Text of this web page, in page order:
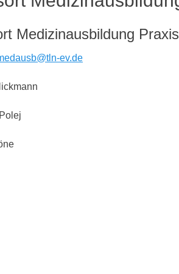
Medizinausbildung Praxis
ev.de